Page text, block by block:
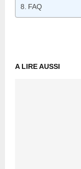
FAQ
A LIRE AUSSI